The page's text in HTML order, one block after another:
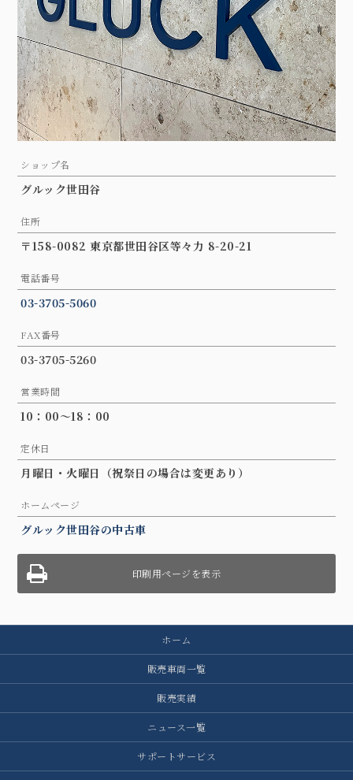
ショップ名
グルック世田谷
住所
〒158-0082 東京都世田谷区等々力 8-20-21
電話番号
03-3705-5060
FAX番号
03-3705-5260
営業時間
10：00〜18：00
定休日
月曜日・火曜日（祝祭日の場合は変更あり）
ホームページ
グルック世田谷の中古車
印刷用ページを表示
ホーム
販売車両一覧
販売実績
ニュース一覧
サポートサービス